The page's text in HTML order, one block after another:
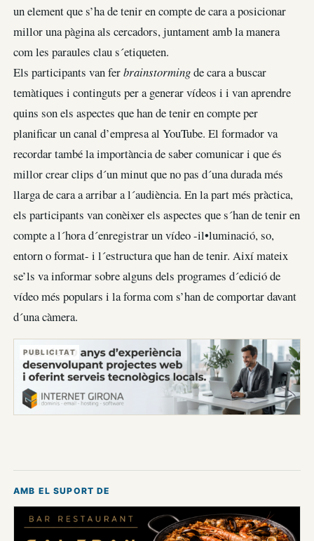
un element que s’ha de tenir en compte de cara a posicionar
millor una pàgina als cercadors, juntament amb la manera
com les paraules clau s´etiqueten.
Els participants van ferbrainstormingde cara a buscar
temàtiques i continguts per a generar vídeos i i van aprendre
quins son els aspectes que han de tenir en compte per
planificar un canal d’empresa al YouTube. El formador va
recordar també la importància de saber comunicar i que és
millor crear clips d´un minut que no pas d´una durada més
llarga de cara a arribar a l´audiència. En la part més pràctica,
els participants van conèixer els aspectes que s´han de tenir en
compte a l´hora d´enregistrar un vídeo -il•luminació, so,
entorn o format- i l´estructura que han de tenir. Així mateix
se’ls va informar sobre alguns dels programes d´edició de
vídeo més populars i la forma com s’han de comportar davant
d´una càmera.
PUBLICITAT
AMB EL SUPORT DE